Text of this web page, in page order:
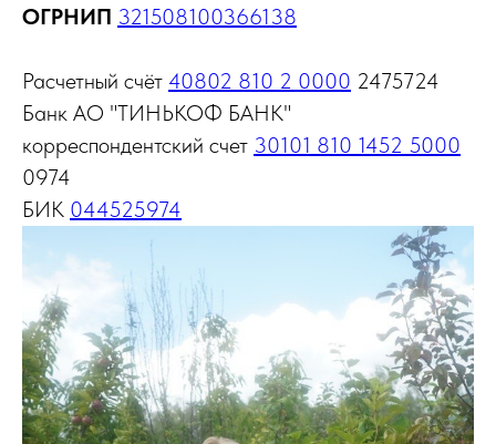
ОГРНИП 321508100366138
Расчетный счёт 40802 810 2 0000 2475724
Банк АО "ТИНЬКОФ БАНК"
корреспондентский счет 30101 810 1452 5000
0974
БИК 044525974